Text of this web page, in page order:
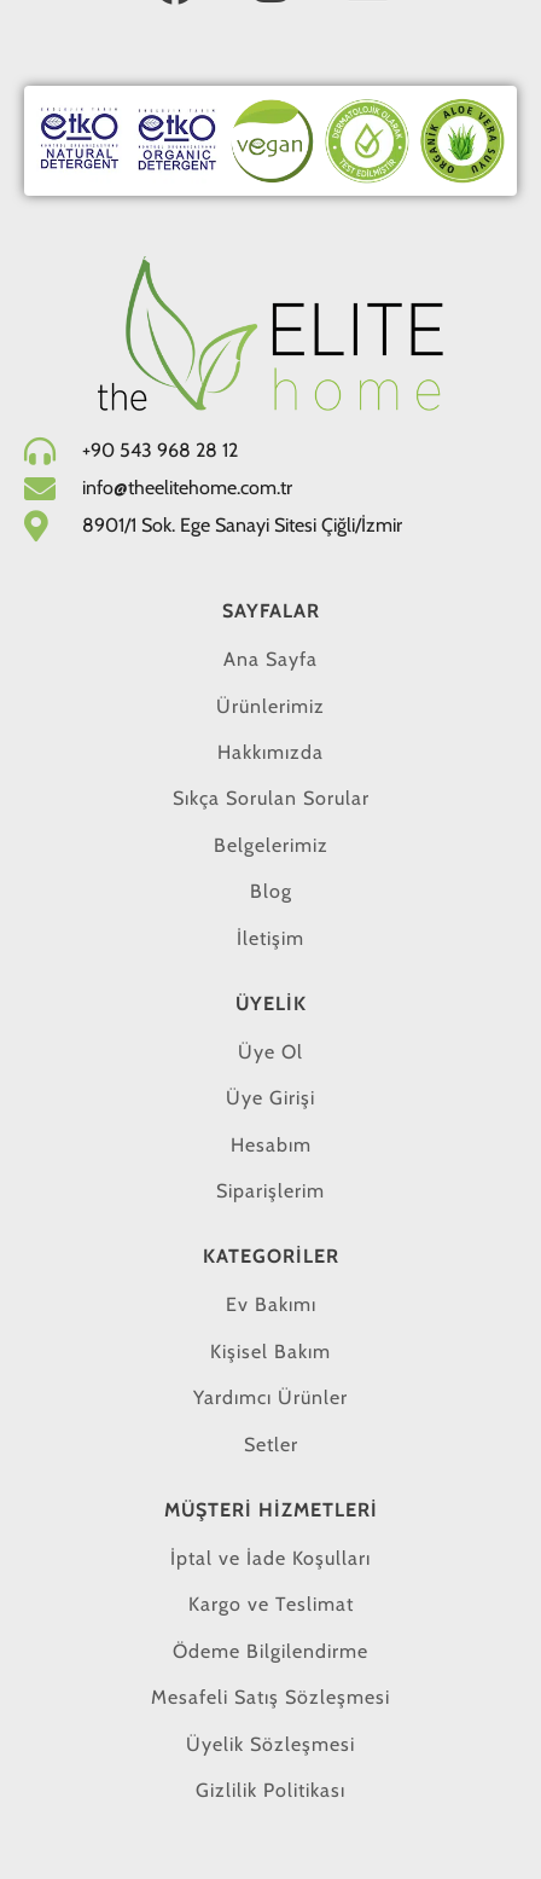
+90 543 968 28 12
info@theelitehome.com.tr
8901/1 Sok. Ege Sanayi Sitesi Çiğli/İzmir
SAYFALAR
Ana Sayfa
Ürünlerimiz
Hakkımızda
Sıkça Sorulan Sorular
Belgelerimiz
Blog
İletişim
ÜYELIK
Üye Ol
Üye Girişi
Hesabım
Siparişlerim
KATEGORILER
Ev Bakımı
Kişisel Bakım
Yardımcı Ürünler
Setler
MÜŞTERI HIZMETLERI
İptal ve İade Koşulları
Kargo ve Teslimat
Ödeme Bilgilendirme
Mesafeli Satış Sözleşmesi
Üyelik Sözleşmesi
Gizlilik Politikası